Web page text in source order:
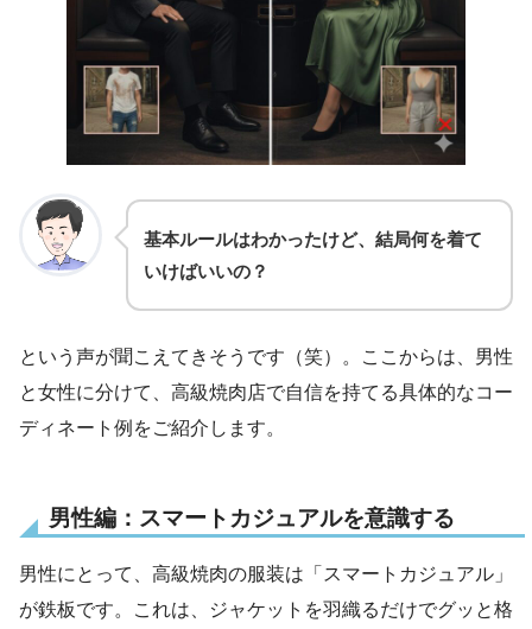
基本ルールはわかったけど、結局何を着て
いけばいいの？
という声が聞こえてきそうです（笑）。ここからは、男性
と女性に分けて、高級焼肉店で自信を持てる具体的なコー
ディネート例をご紹介します。
男性編：スマートカジュアルを意識する
男性にとって、高級焼肉の服装は「スマートカジュアル」
が鉄板です。これは、ジャケットを羽織るだけでグッと格